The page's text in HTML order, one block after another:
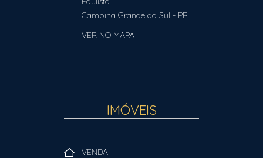
Campina Grande do Sul - PR
VER NO MAPA
IMÓVEIS
VENDA